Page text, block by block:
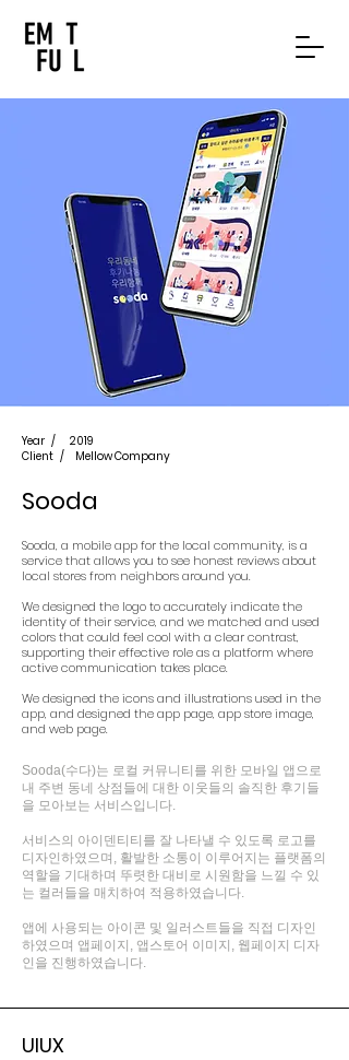
Year /
Client /
2019
Mellow Company
Sooda
Sooda, a mobile app for the local community, is a
service that allows you to see honest reviews about
local stores from neighbors around you.
We designed the logo to accurately indicate the
identity of their service, and we matched and used
colors that could feel cool with a clear contrast,
supporting their effective role as a platform where
active communication takes place.
We designed the icons and illustrations used in the
app, and designed the app page, app store image,
and web page.
Sooda(수다)는 로컬 커뮤니티를 위한 모바일 앱으로
내 주변 동네 상점들에 대한 이웃들의 솔직한 후기들
을 모아보는 서비스입니다.
서비스의 아이덴티티를 잘 나타낼 수 있도록 로고를
디자인하였으며, 활발한 소통이 이루어지는 플랫폼의
역할을 기대하며 뚜렷한 대비로 시원함을 느낄 수 있
는 컬러들을 매치하여 적용하였습니다.
앱에 사용되는 아이콘 및 일러스트들을 직접 디자인
하였으며 앱페이지, 앱스토어 이미지, 웹페이지 디자
인을 진행하였습니다.
UIUX